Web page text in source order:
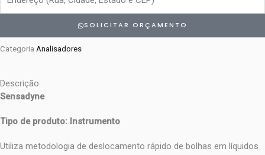
SOLICITAR ORÇAMENTO
Categoria Analisadores
Descrição
Sensadyne
Tipo de produto: Instrumento
Utiliza metodologia de deslocamento rápido de bolhas em líquidos